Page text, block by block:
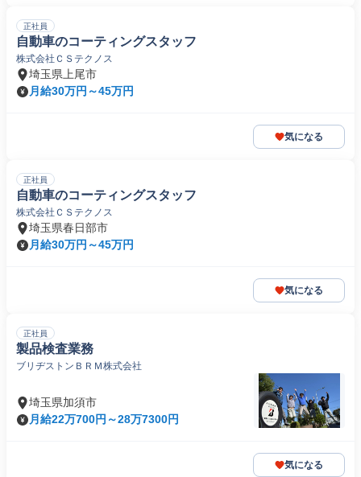
正社員
自動車のコーティングスタッフ
株式会社ＣＳテクノス
埼玉県上尾市
月給30万円～45万円
気になる
正社員
自動車のコーティングスタッフ
株式会社ＣＳテクノス
埼玉県春日部市
月給30万円～45万円
気になる
正社員
製品検査業務
ブリヂストンＢＲＭ株式会社
埼玉県加須市
月給22万700円～28万7300円
気になる